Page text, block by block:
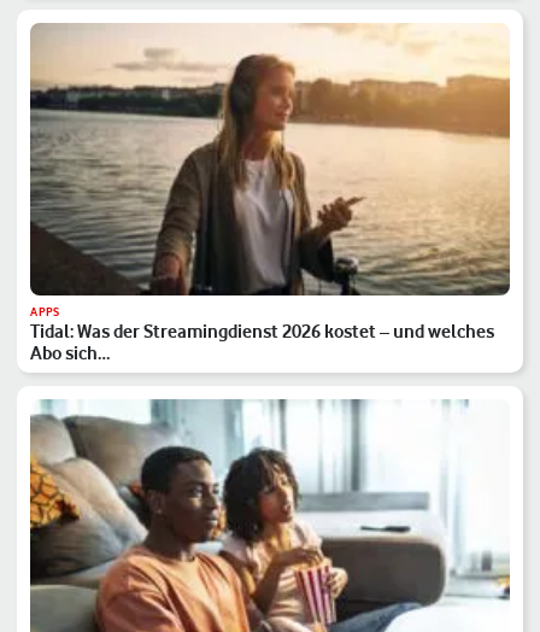
APPS
Tidal: Was der Streamingdienst 2026 kostet – und welches
Abo sich…